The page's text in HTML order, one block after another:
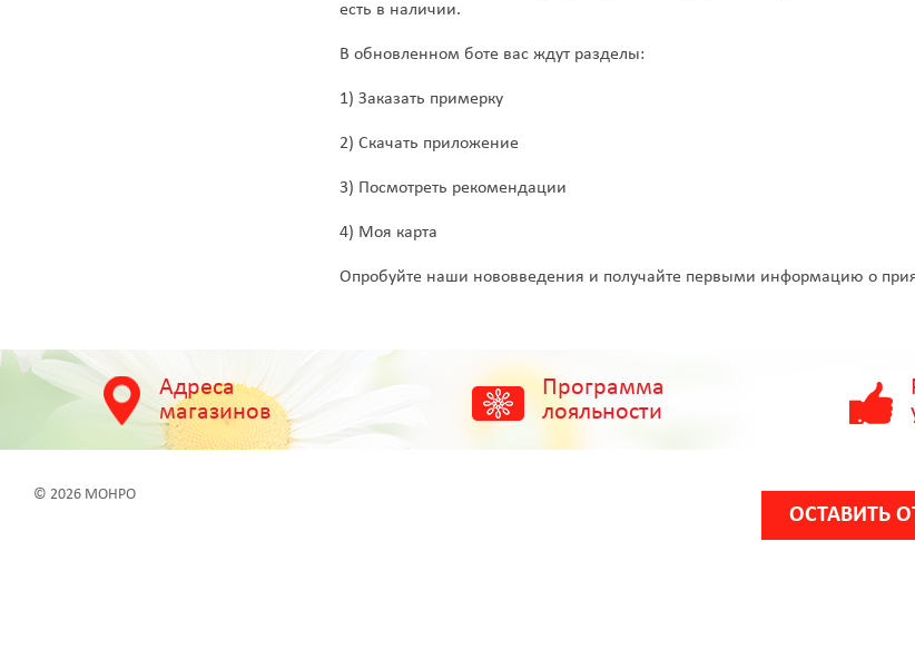
есть в наличии.
В обновленном боте вас ждут разделы:
1) Заказать примерку
2) Скачать приложение
3) Посмотреть рекомендации
4) Моя карта
Опробуйте наши нововведения и получайте первыми информацию о
Адреса
магазинов
Программа
лояльности
© 2026 МОНРО
ОСТАВИТЬ